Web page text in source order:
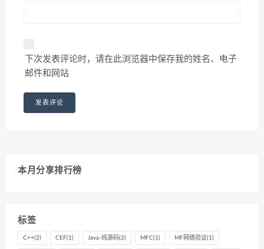
下次发表评论时，请在此浏览器中保存我的姓名、电子
邮件和网站
本月分享排行榜
标签
C++(2) CEF(1) Java-纯源码(2) MFC(1) MF网络验证(1)